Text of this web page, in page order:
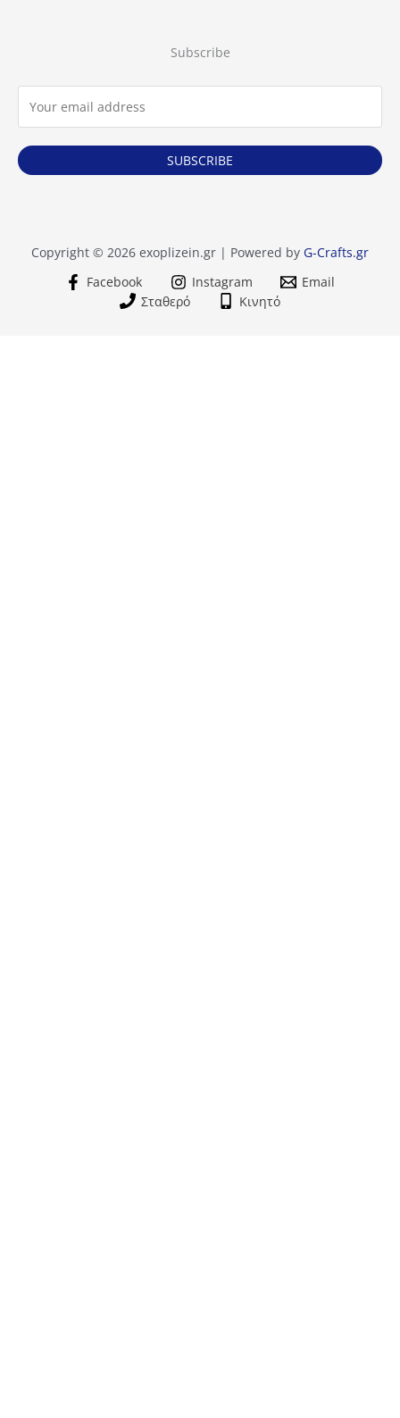
Subscribe
SUBSCRIBE
Copyright © 2026 exoplizein.gr | Powered by G-Crafts.gr
Facebook
Instagram
Email
Σταθερό
Κινητό